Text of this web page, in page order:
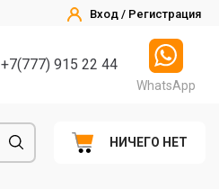
Вход / Регистрация
+7(777) 915 22 44
WhatsApp
НИЧЕГО НЕТ